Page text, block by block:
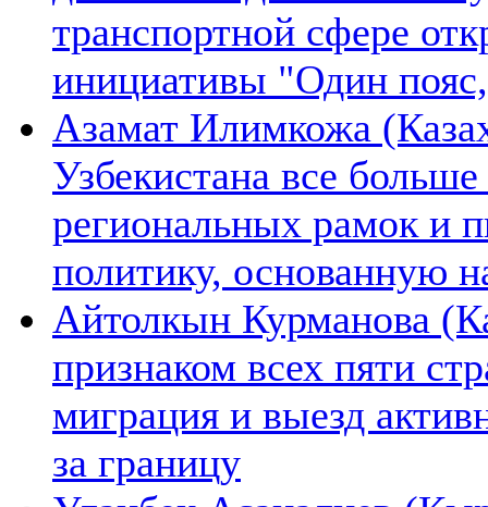
транспортной сфере
инициативы "Один
Азамат Илимкожа
Узбекистана все
региональных рамок и
политику, основанную
Айтолкын Курманова
признаком всех пяти
миграция и выезд
за границу